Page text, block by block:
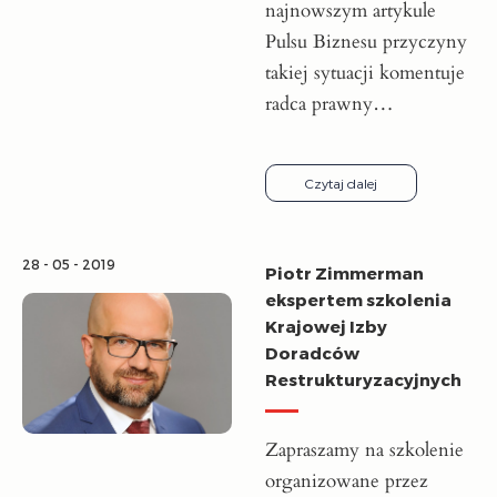
najnowszym artykule
Pulsu Biznesu przyczyny
takiej sytuacji komentuje
radca prawny…
Czytaj dalej
28 - 05 - 2019
Piotr Zimmerman
ekspertem szkolenia
Krajowej Izby
Doradców
Restrukturyzacyjnych
Zapraszamy na szkolenie
organizowane przez